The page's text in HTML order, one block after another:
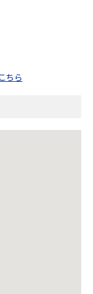
ちら